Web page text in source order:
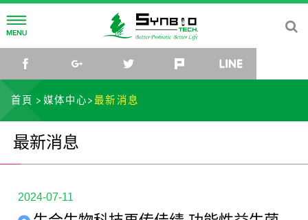
公司简介
公司理念
公司组织
研发中心
研究团队
菌种库
最新消息
活动讯息
社会关怀
联络我们
facebook google+ twitter
首頁 媒体中心 最新消息
最新消息
2024-07-11